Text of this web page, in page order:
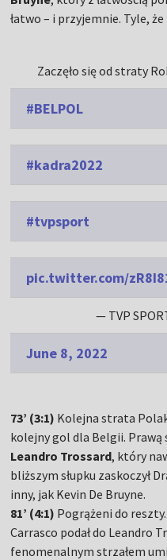
łatwo – i przyjemnie. Tyle, że
Zaczęło się od straty
#BELPOL
#kadra2022
#tvpsport
pic.twitter.com/
— TVP
June 8, 2022
73’ (3:1) Kolejna strata
kolejny gol dla Belgii. Prawą
Leandro Trossard, który
bliższym słupku zaskoczył
inny, jak Kevin De Bruyne.
81’ (4:1) Pogrążeni do
Carrasco podał do Leandro
fenomenalnym strzałem